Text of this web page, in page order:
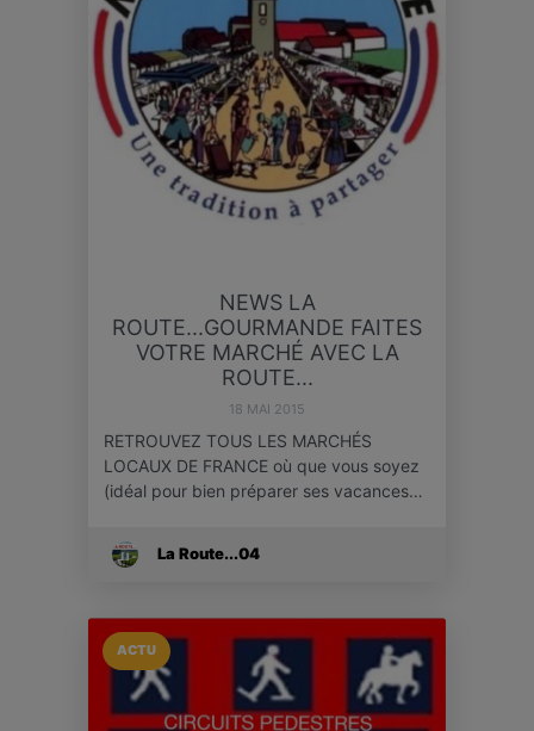
NEWS LA
ROUTE...GOURMANDE FAITES
VOTRE MARCHÉ AVEC LA
ROUTE...
18 MAI 2015
RETROUVEZ TOUS LES MARCHÉS
LOCAUX DE FRANCE où que vous soyez
(idéal pour bien préparer ses vacances…
La Route...04
ACTU